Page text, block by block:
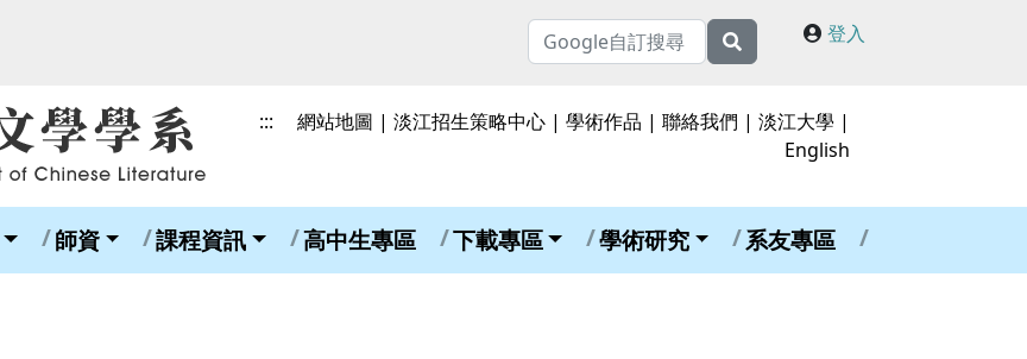
登入
::: 網站地圖 |淡江招生策略中心 |學術作品 |聯絡我們 |淡江大學 |
English
師資 課程資訊 高中生專區 下載專區 學術研究 系友專區